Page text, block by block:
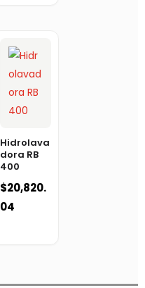
Hidrolava
dora RB
400
$20,820.
04